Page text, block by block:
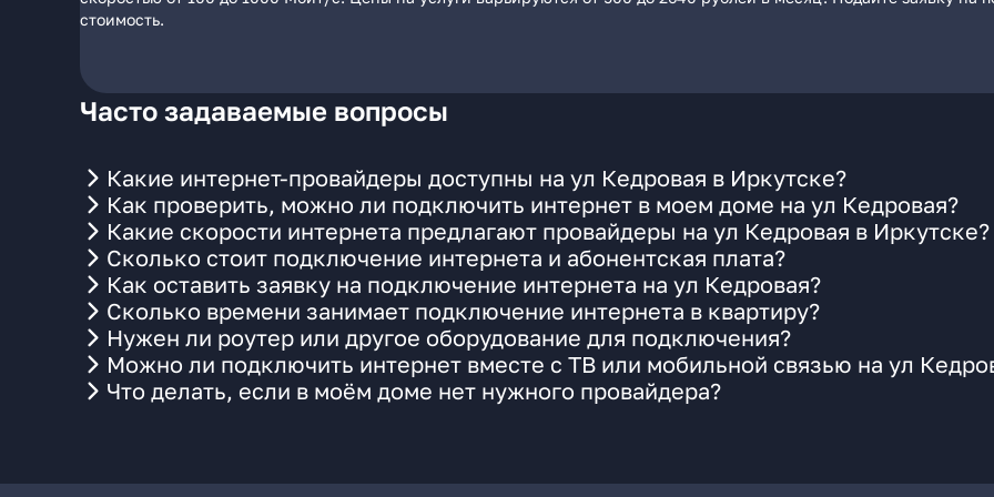
стоимость.
Часто задаваемые вопросы
Какие интернет-провайдеры доступны на ул Кедровая в Иркутске?
Как проверить, можно ли подключить интернет в моем доме на ул Кедровая?
Какие скорости интернета предлагают провайдеры на ул Кедровая в Иркутске?
Сколько стоит подключение интернета и абонентская плата?
Как оставить заявку на подключение интернета на ул Кедровая?
Сколько времени занимает подключение интернета в квартиру?
Нужен ли роутер или другое оборудование для подключения?
Можно ли подключить интернет вместе с ТВ или мобильной связью на ул
Что делать, если в моём доме нет нужного провайдера?